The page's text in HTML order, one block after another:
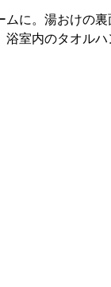
に。湯おけの
室内のタオル